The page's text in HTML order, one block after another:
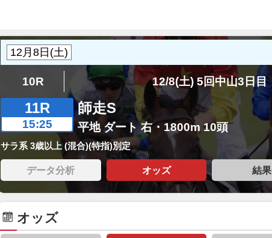
10R 12/8(土) 5回中山3日目
11R
15:25
師走S
平地 ダート 右・1800m 10頭
サラ系 3歳以上 (混合)(特指)別定
データ分析 オッズ 結果
オッズ